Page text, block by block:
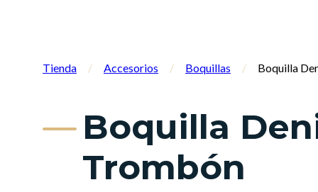
Tienda / Accesorios / Boquillas / Boquilla
Boquilla
Trombón